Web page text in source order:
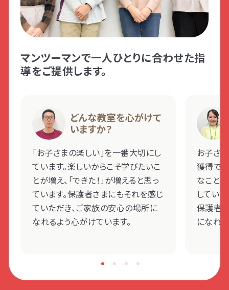
マンツーマンで一人ひとりに合わせた指
導をご提供します。
どんな教室を心がけて
いますか？
「お子さまの楽しい」を一番大切にし
ています。楽しいからこそ学びたいこ
とが増え、「できた！」が増えると思っ
ています。保護者さまにもそれを感じ
ていただき、ご家族の安心の場所に
なれるよう心がけています。
お子さ
獲得で
なこと
していま
保護者
になれ